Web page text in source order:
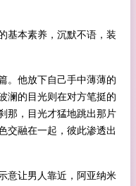
基本素养，沉默不语，装
。他放下自己手中薄薄的
澜的目光则在对方笔挺的
那，目光才猛地跳出那片
交融在一起，彼此渗透出
意让男人靠近，阿亚纳米